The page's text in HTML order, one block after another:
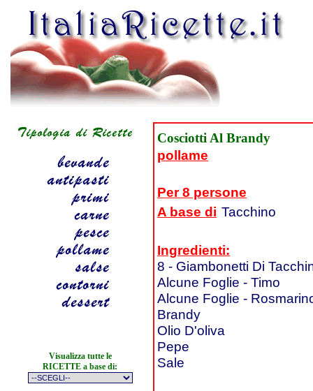
Visualizza tutte le
RICETTE a base di:
Cosciotti Al Brandy
pollame
Per 8 persone
A base di Tacchino
Ingredienti:
8 - Giambonetti Di
Alcune Foglie - Timo
Alcune Foglie -
Brandy
Olio D'oliva
Pepe
Sale